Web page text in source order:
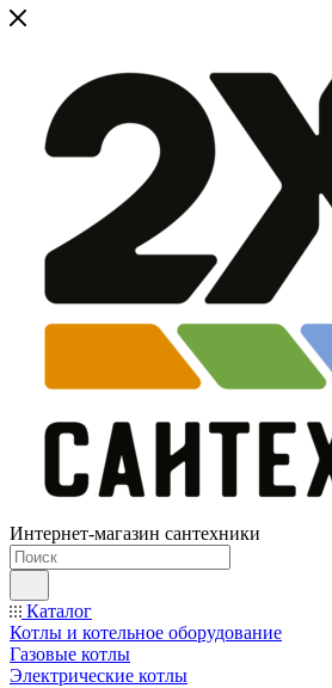
Интернет-магазин сантехники
Каталог
Котлы и котельное оборудование
Газовые котлы
Электрические котлы